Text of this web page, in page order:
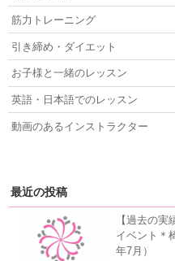
筋力トレーニング
引き締め・ダイエット
お子様と一緒のレッスン
英語・日本語でのレッスン
動画のあるインストラクター
最近の投稿
【過去の
イベント＊
年7月）